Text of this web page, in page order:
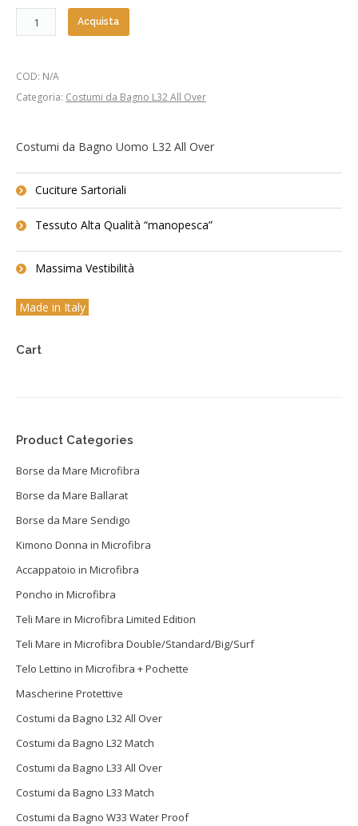
Acquista
COD: N/A
Categoria: Costumi da Bagno L32 All Over
Costumi da Bagno Uomo L32 All Over
Cuciture Sartoriali
Tessuto Alta Qualità “manopesca”
Massima Vestibilità
Made in Italy
Cart
Product Categories
Borse da Mare Microfibra
Borse da Mare Ballarat
Borse da Mare Sendigo
Kimono Donna in Microfibra
Accappatoio in Microfibra
Poncho in Microfibra
Teli Mare in Microfibra Limited Edition
Teli Mare in Microfibra Double/Standard/Big/Surf
Telo Lettino in Microfibra + Pochette
Mascherine Protettive
Costumi da Bagno L32 All Over
Costumi da Bagno L32 Match
Costumi da Bagno L33 All Over
Costumi da Bagno L33 Match
Costumi da Bagno W33 Water Proof